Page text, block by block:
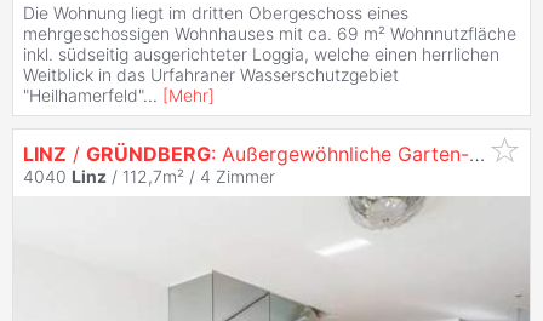
Die Wohnung liegt im dritten Obergeschoss eines
mehrgeschossigen Wohnhauses mit ca. 69 m² Wohnnutzfläche
inkl. südseitig ausgerichteter Loggia, welche einen herrlichen
Weitblick in das Urfahraner Wasserschutzgebiet
"Heilhamerfeld"... [Mehr]
LINZ / GRÜNDBERG: Außergewöhnliche Garten-Maisonette mit Pool
4040 Linz / 112,7m² / 4 Zimmer